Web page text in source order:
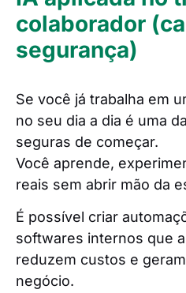
colaborador
segurança)
Se você já trabalha em
no seu dia a dia é uma
seguras de começar.
Você aprende,
reais sem abrir mão da
É possível criar
softwares internos que
reduzem custos e
negócio.